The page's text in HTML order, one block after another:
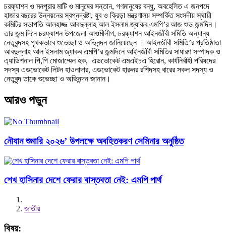
চরফ্যাশন ও মনপুরার মাটি ও মানুষের সন্তান, গণমানুষের বন্ধু, অবহেলিত এ জনপদে
হাজার বছরের উন্নয়নের স্বপ্নদ্রষ্টা, যুব ও ক্রিড়া মন্ত্রণালয় সম্পর্কিত সংসদীয় স্থায়ী
কমিটির সভাপতি আলহাজ্জ আবদুল্লাহ আল ইসলাম জ্যাকব এমপি’র আজ শুভ জন্মদিন।
তার জন্ম দিনে চরফ্যাশন উপজেলা আওমীলীগ, চরফ্যাশন আইনজীবী সমিতি অন্যান্য
নেতৃবৃন্দসহ পৃথকভাবে শুভেচ্ছা ও অভিনন্দন জানিয়েছেন । আইনজীবী সমিতি’র প্রতিষ্ঠাতা
আবদুল্লাহ আল ইসলাম জ্যাকব এমপি’র জন্মদিনে আইনজীবী সমিতির সাধারণ সম্পাদক ও
এ্যাডিশনাল পি,পি মোজাম্মেল হক, এডভোকেট এমএইচএ হিরোন, কার্যনির্বাহী পরিষদের
সদস্য এডভোকেট লিটন হাওলাদার, এডভোকেট হারুনর রশিদসহ বারের সকল সদস্য ও
নেতৃবৃন্দ তাকে শুভেচ্ছা ও অভিনন্দন জানান।
আরও পড়ুন
নৌযান শুমারি ২০২৬’ উপলক্ষে অবহিতকরণ সেমিনার অনুষ্ঠিত
শেখ হাসিনার দেশে ফেরার বাস্তবতা নেই: এমপি পার্থ
জাতীয়
বিষয়: